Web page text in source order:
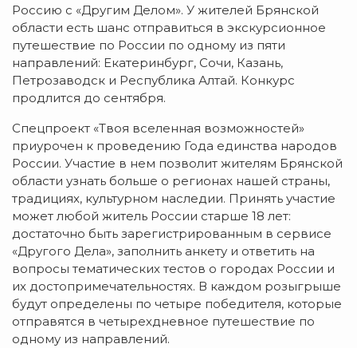
Россию с «Другим Делом». У жителей Брянской
области есть шанс отправиться в экскурсионное
путешествие по России по одному из пяти
направлений: Екатеринбург, Сочи, Казань,
Петрозаводск и Республика Алтай. Конкурс
продлится до сентября.
Спецпроект «Твоя вселенная возможностей»
приурочен к проведению Года единства народов
России. Участие в нем позволит жителям Брянской
области узнать больше о регионах нашей страны,
традициях, культурном наследии. Принять участие
может любой житель России старше 18 лет:
достаточно быть зарегистрированным в сервисе
«Другого Дела», заполнить анкету и ответить на
вопросы тематических тестов о городах России и
их достопримечательностях. В каждом розыгрыше
будут определены по четыре победителя, которые
отправятся в четырехдневное путешествие по
одному из направлений.